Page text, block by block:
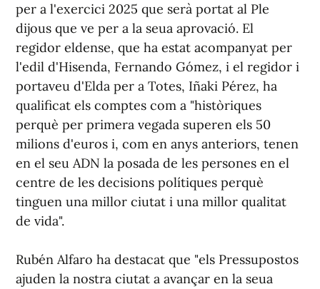
per a l'exercici 2025 que serà portat al Ple
dijous que ve per a la seua aprovació. El
regidor eldense, que ha estat acompanyat per
l'edil d'Hisenda, Fernando Gómez, i el regidor i
portaveu d'Elda per a Totes, Iñaki Pérez, ha
qualificat els comptes com a "històriques
perquè per primera vegada superen els 50
milions d'euros i, com en anys anteriors, tenen
en el seu ADN la posada de les persones en el
centre de les decisions polítiques perquè
tinguen una millor ciutat i una millor qualitat
de vida".
Rubén Alfaro ha destacat que "els Pressupostos
ajuden la nostra ciutat a avançar en la seua